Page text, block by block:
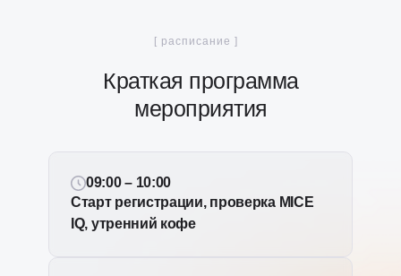
[ расписание ]
Краткая программа
мероприятия
09:00 – 10:00
Старт регистрации, проверка MICE
IQ, утренний кофе